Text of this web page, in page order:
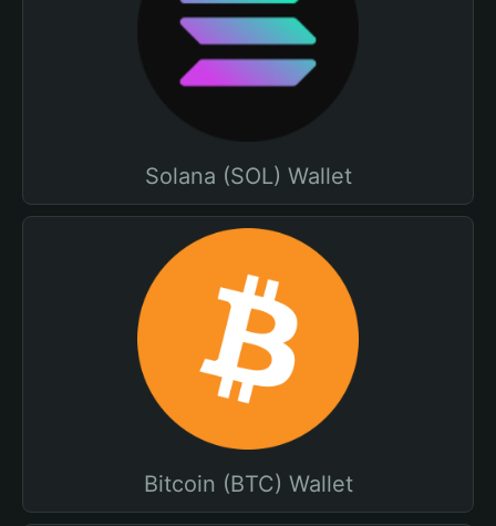
Solana (SOL) Wallet
Bitcoin (BTC) Wallet